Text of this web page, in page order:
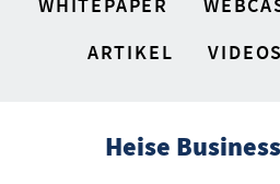
WHITEPAPER
ARTIKEL
VIDEOS
Heise